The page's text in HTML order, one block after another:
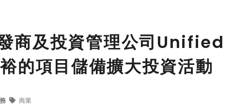
商及投資管理公司Unified
項目儲備擴大投資活動
商業